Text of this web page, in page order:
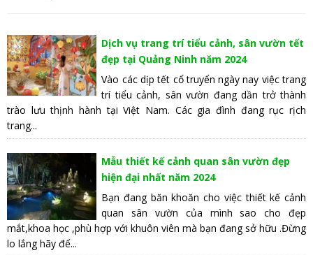
Dịch vụ trang trí tiểu cảnh, sân vườn tết
đẹp tại Quảng Ninh năm 2024
Vào các dịp tết cổ truyển ngày nay việc trang
trí tiểu cảnh, sân vườn đang dần trở thành
trào lưu thịnh hành tại Việt Nam. Các gia đình đang rục rịch
trang...
Mẫu thiết kế cảnh quan sân vườn đẹp
hiện đại nhất năm 2024
Bạn đang băn khoăn cho việc thiết kế cảnh
quan sân vườn của mình sao cho đẹp
mắt,khoa học ,phù hợp với khuôn viên mà bạn đang sở hữu .Đừng
lo lắng hãy để...